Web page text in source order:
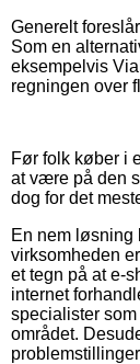
Generelt
Som en
eksempelvis
regningen over
Før folk køber i
at være på den
dog for det
En nem løsning
virksomheden
et tegn på at e-
internet
specialister
området.